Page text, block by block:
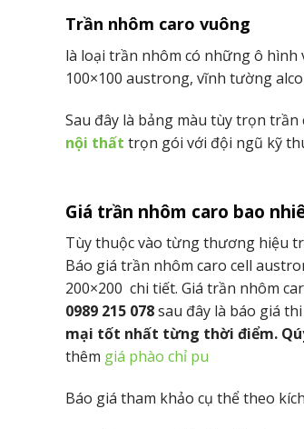
Trần nhôm caro vuông
là loại trần nhôm có những ô hình
100×100 austrong, vĩnh tường
Sau đây là bảng màu tùy trọn
nội thất trọn gói với đội ngũ kỹ
Giá trần nhôm caro bao
Tùy thuộc vào từng thương hiệu
Báo giá trần nhôm caro cell
200×200 chi tiết. Giá trần nhôm
0989 215 078sau đây là báo giá
mại tốt nhất từng thời điểm.
thêm giá phào chỉ pu
Báo giá tham khảo cụ thể theo